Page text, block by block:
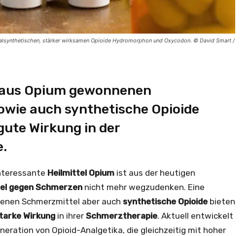
stärker wirksamen Opioide Hydromorphon und Oxycodon. © David Smart /
Opium gewonnenen
auch synthetische Opioide
Wirkung in der
Heilmittel Opium ist aus der heutigen
gegen Schmerzen nicht mehr wegzudenken. Eine
Schmerzmittel aber auch synthetische Opioide bieten
Wirkung in ihrer Schmerztherapie. Aktuell entwickelt
von Opioid-Analgetika, die gleichzeitig mit hoher